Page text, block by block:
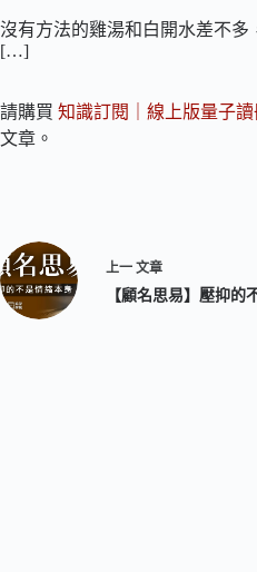
沒有方法的雞湯和白開水差不
[…]
請購買 知識訂閱｜線上版量子
文章。
上一 文章
【顧名思易】壓抑的